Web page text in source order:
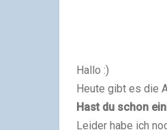
Hallo :)
Heute gibt es die
Hast du schon
Leider habe ich